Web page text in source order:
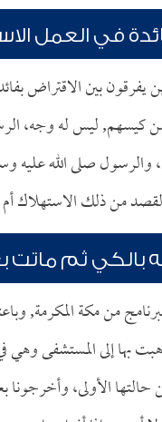
في العمل
يفرقون بين الاقتراض
كيسهم, ليس له وجه،
والرسول صلى الله
من ذلك الاستهلاك أم
بالكي ثم ماتت
من مكة المكرمة,
إلى المستشفى وهي
الأولى،